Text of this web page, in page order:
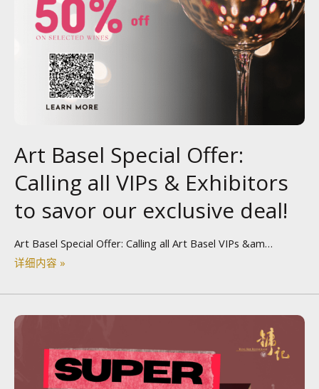
Art Basel Special Offer:
Calling all VIPs & Exhibitors
to savor our exclusive deal!
Art Basel Special Offer: Calling all Art Basel VIPs &am…
详细内容 »